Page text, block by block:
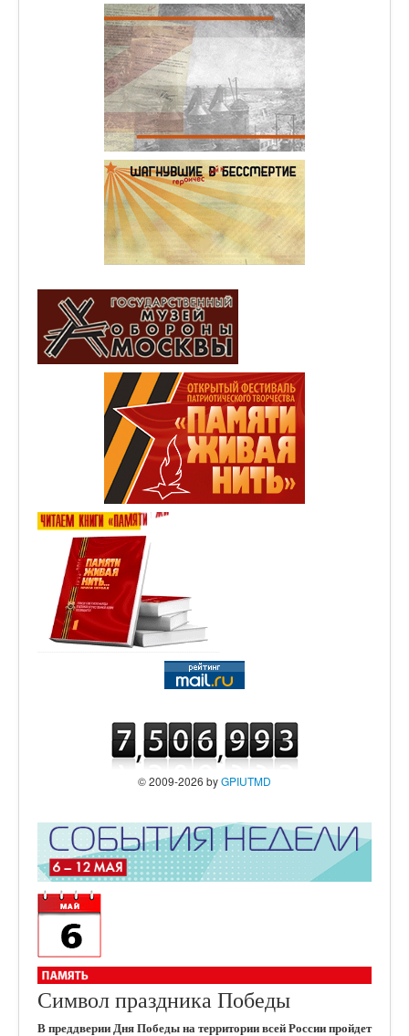
© 2009-2026 byGPIUTMD
Символ праздника Победы
В преддверии Дня Победы на территории всей России пройдет